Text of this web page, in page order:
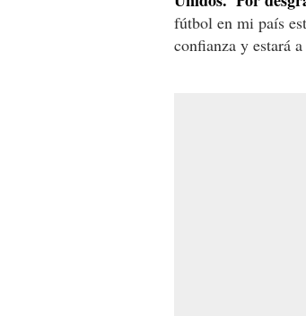
fútbol en mi país
confianza y estará